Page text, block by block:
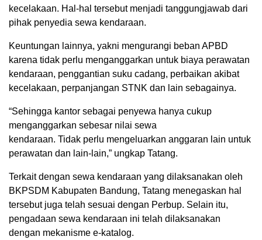
kecelakaan. Hal-hal tersebut menjadi tanggungjawab dari
pihak penyedia sewa kendaraan.
Keuntungan lainnya, yakni mengurangi beban APBD
karena tidak perlu menganggarkan untuk biaya perawatan
kendaraan, penggantian suku cadang, perbaikan akibat
kecelakaan, perpanjangan STNK dan lain sebagainya.
“Sehingga kantor sebagai penyewa hanya cukup
menganggarkan sebesar nilai sewa
kendaraan. Tidak perlu mengeluarkan anggaran lain untuk
perawatan dan lain-lain,” ungkap Tatang.
Terkait dengan sewa kendaraan yang dilaksanakan oleh
BKPSDM Kabupaten Bandung, Tatang menegaskan hal
tersebut juga telah sesuai dengan Perbup. Selain itu,
pengadaan sewa kendaraan ini telah dilaksanakan
dengan mekanisme e-katalog.